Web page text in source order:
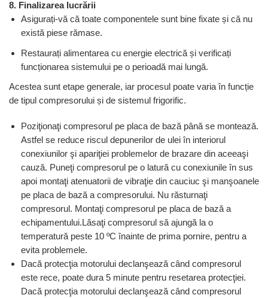
8. Finalizarea lucrării
Asigurați-vă că toate componentele sunt bine fixate și că nu
există piese rămase.
Restaurați alimentarea cu energie electrică și verificați
funcționarea sistemului pe o perioadă mai lungă.
Acestea sunt etape generale, iar procesul poate varia în funcție
de tipul compresorului și de sistemul frigorific.
Poziţionaţi compresorul pe placa de bază până se montează.
Astfel se reduce riscul depunerilor de ulei în interiorul
conexiunilor şi apariţiei problemelor de brazare din aceeaşi
cauză. Puneţi compresorul pe o latură cu conexiunile în sus
apoi montaţi atenuatorii de vibraţie din cauciuc şi manşoanele
pe placa de bază a compresorului. Nu răsturnaţi
compresorul. Montaţi compresorul pe placa de bază a
echipamentului.Lăsaţi compresorul să ajungă la o
temperatură peste 10 ºC înainte de prima pornire, pentru a
evita problemele.
Dacă protecţia motorului declanşează când compresorul
este rece, poate dura 5 minute pentru resetarea protecţiei.
Dacă protecţia motorului declanşează când compresorul